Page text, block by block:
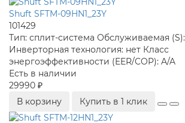
Shuft SFTM-09HN1_23Y
101429
Тип: сплит-система Обслуживаемая (S):
Инверторная технология: нет Класс
энергоэффективности (EER/COP): A/A
Есть в наличии
29990 ₽
В корзину
Купить в 1 клик